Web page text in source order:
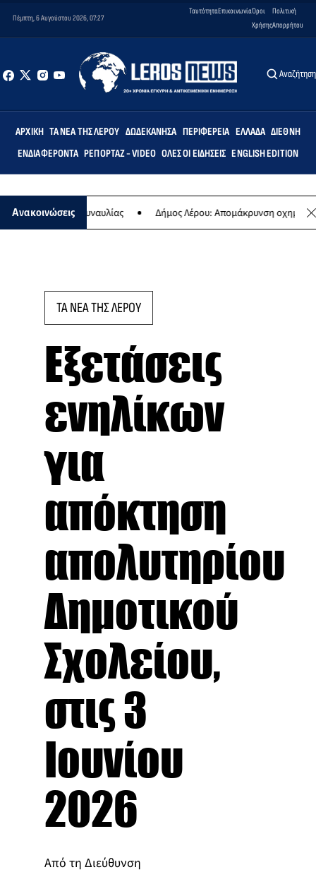
Πέμπτη, 6 Αυγούστου 2026, 07:27
ΤαυτότηταΕπικοινωνίαΌροι
Χρήσης
Πολιτική
Απορρήτου
Αναζήτηση
ΑΡΧΙΚΉ ΤΑ ΝΈΑ ΤΗΣ ΛΈΡΟΥ ΔΩΔΕΚΆΝΗΣΑ ΠΕΡΙΦΈΡΕΙΑ ΕΛΛΆΔΑ ΔΙΕΘΝΉ
ΕΝΔΙΑΦΈΡΟΝΤΑ ΡΕΠΟΡΤΆΖ - VIDEO ΌΛΕΣ ΟΙ ΕΙΔΉΣΕΙΣ ENGLISH EDITION
Ανακοινώσεις
της ετήσιας συναυλίας Δήμος Λέρου: Απομάκρυνση οχημάτων
ΤΑ ΝΕΑ ΤΗΣ ΛΕΡΟΥ
Εξετάσεις
ενηλίκων
για
απόκτηση
απολυτηρίου
Δημοτικού
Σχολείου,
στις 3
Ιουνίου
2026
Από τη Διεύθυνση